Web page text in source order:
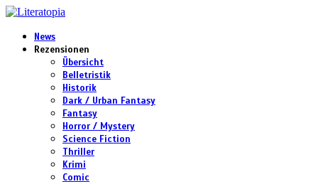
News
Rezensionen
Übersicht
Belletristik
Historik
Dark / Urban Fantasy
Fantasy
Horror / Mystery
Science Fiction
Thriller
Krimi
Comic